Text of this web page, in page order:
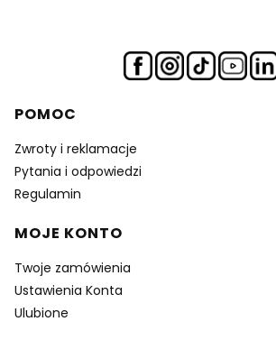
Linki w stopce
POMOC
Zwroty i reklamacje
Pytania i odpowiedzi
Regulamin
MOJE KONTO
Twoje zamówienia
Ustawienia Konta
Ulubione